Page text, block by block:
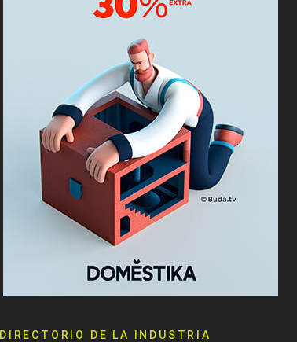
DIRECTORIO DE LA INDUSTRIA